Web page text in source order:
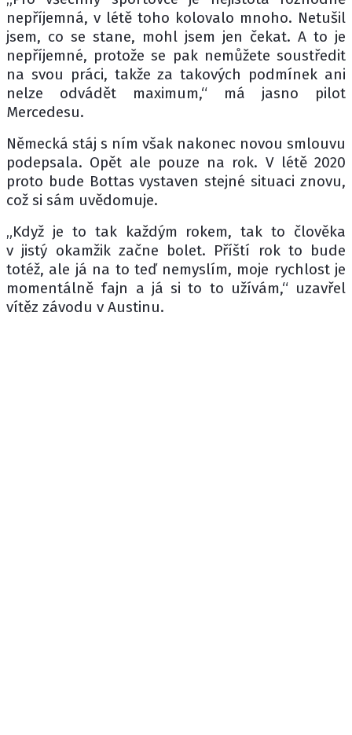
nepříjemná, v létě toho kolovalo mnoho. Netušil
jsem, co se stane, mohl jsem jen čekat. A to je
nepříjemné, protože se pak nemůžete soustředit
na svou práci, takže za takových podmínek ani
nelze odvádět maximum,“ má jasno pilot
Mercedesu.
Německá stáj s ním však nakonec novou smlouvu
podepsala. Opět ale pouze na rok. V létě 2020
proto bude Bottas vystaven stejné situaci znovu,
což si sám uvědomuje.
„Když je to tak každým rokem, tak to člověka
v jistý okamžik začne bolet. Příští rok to bude
totéž, ale já na to teď nemyslím, moje rychlost je
momentálně fajn a já si to to užívám,“ uzavřel
vítěz závodu v Austinu.